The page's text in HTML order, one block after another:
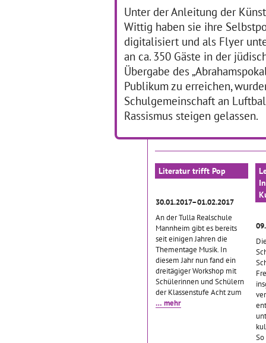
Unter der Anleitung der
Wittig haben sie ihre
digitalisiert und als Flyer
an ca. 350 Gäste in der
Übergabe des
Publikum zu erreichen,
Schulgemeinschaft an
Rassismus steigen gelassen.
01.02.2017–28.02.2017
Im Rahmen des
mehrjährigen,
fächerübergreifenden
Projekts „Kulturdetektive“ an
der Hardt-Schule in
Schwäbisch Gmünd lernen
die Schülerinnen und
Schüler der Klassenstufen
an
im
Literatur trifft Pop
30.01.2017–01.02.2017
An der Tulla Realschule
Mannheim gibt es bereits
seit einigen Jahren die
Thementage Musik. In
diesem Jahr nun fand ein
dreitägiger Workshop mit
Schülerinnen und Schülern
der Klassenstufe Acht zum
… mehr